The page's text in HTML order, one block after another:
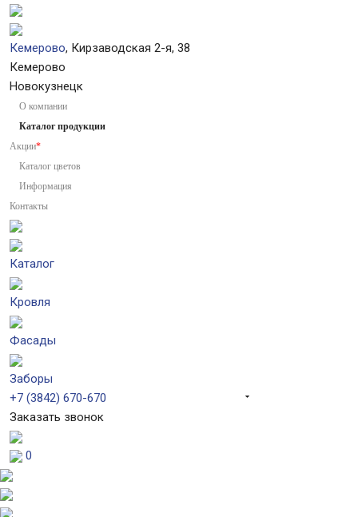
Кемерово, Кирзаводская 2-я, 38
Кемерово
Новокузнецк
О компании
Каталог продукции
Акции*
Каталог цветов
Информация
Контакты
Каталог
Кровля
Фасады
Заборы
+7 (3842) 670-670
Заказать звонок
0